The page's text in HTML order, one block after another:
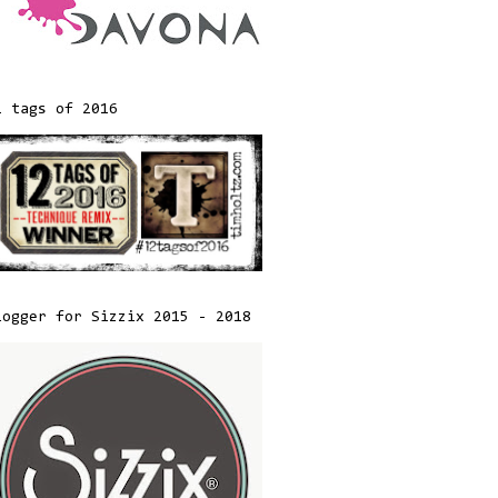
tags of 2016
for Sizzix 2015 - 2018